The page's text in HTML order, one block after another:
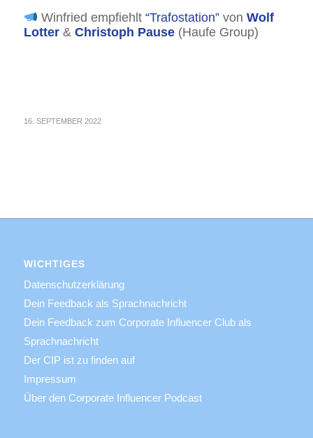
Winfried empfiehlt“Trafostation” vonWolf
Lotter & Christoph Pause (Haufe Group)
16. SEPTEMBER 2022
WICHTIGES
Datenschutzerklärung
Dein Feedback als Sprachnachricht
Dein Feedback zum Corporate Influencer Club als
Sprachnachricht
Der CIP ist zu finden auf
Impressum
Über den Corporate Influencer Podcast